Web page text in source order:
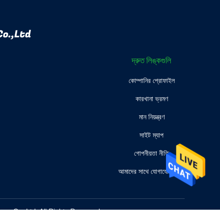
দ্রুত লিঙ্কগুলি
কোম্পানির প্রোফাইল
কারখানা ভ্রমণ
মান নিয়ন্ত্রণ
সাইট ম্যাপ
গোপনীয়তা নীতি
আমাদের সাথে যোগাযোগ করুন
Co.,Ltd. All Rights Reserved.